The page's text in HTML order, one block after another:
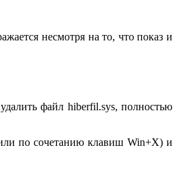
несмотря на то, что показ и
файл hiberfil.sys, полностью
по сочетанию клавиш Win+X) и